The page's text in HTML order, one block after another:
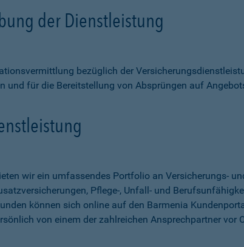
der Dienstleistung
bezüglich der
und für die Bereitstellung von Absprüngen auf
wir ein umfassendes Portfolio an Versicherungs-
Pflege-, Unfall- und
können sich online auf den Barmenia
von einem der zahlreichen Ansprechpartner vor